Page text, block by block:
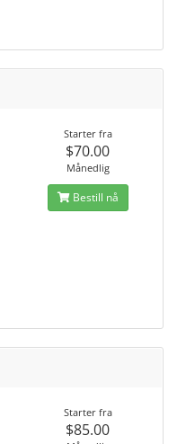
Starter fra
$70.00
Månedlig
Bestill nå
Starter fra
$85.00